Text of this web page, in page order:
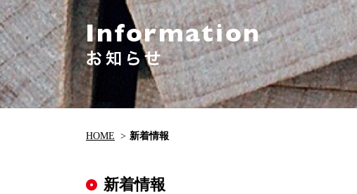
HOME 新着情報
新着情報